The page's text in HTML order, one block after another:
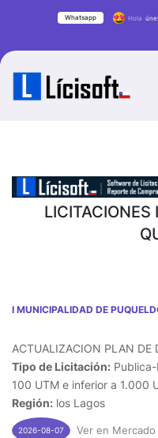
Whatsapp Hola
LICITACIONES
I MUNICIPALIDAD DE
ACTUALIZACION PLAN DE
Tipo de Licitación:
100 UTM e inferior a 1.000
Región: los Lagos
2026-08-07 Ver en Mercado